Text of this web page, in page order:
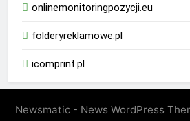
onlinemonitoringpozycji.eu
folderyreklamowe.pl
icomprint.pl
Newsmatic - News WordPress